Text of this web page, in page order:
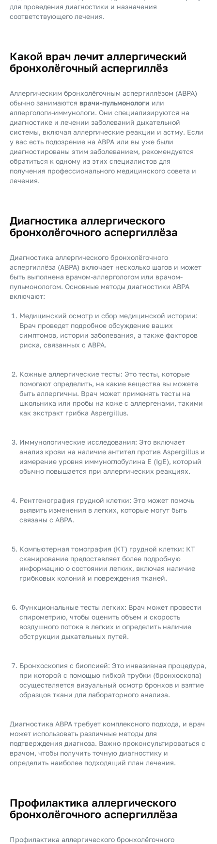
для проведения диагностики и назначения
соответствующего лечения.
Какой врач лечит аллергический
бронхолёгочный аспергиллёз
Аллергическим бронхолёгочным аспергиллёзом (ABPA)
обычно занимаются врачи-пульмонологи или
аллергологи-иммунологи. Они специализируются на
диагностике и лечении заболеваний дыхательной
системы, включая аллергические реакции и астму. Если
у вас есть подозрение на ABPA или вы уже были
диагностированы этим заболеванием, рекомендуется
обратиться к одному из этих специалистов для
получения профессионального медицинского совета и
лечения.
Диагностика аллергического
бронхолёгочного аспергиллёза
Диагностика аллергического бронхолёгочного
аспергиллёза (ABPA) включает несколько шагов и может
быть выполнена врачом-аллергологом или врачом-
пульмонологом. Основные методы диагностики ABPA
включают:
Медицинский осмотр и сбор медицинской истории:
Врач проведет подробное обсуждение ваших
симптомов, истории заболевания, а также факторов
риска, связанных с ABPA.
Кожные аллергические тесты: Это тесты, которые
помогают определить, на какие вещества вы можете
быть аллергичны. Врач может применять тесты на
школьника или пробы на коже с аллергенами, такими
как экстракт грибка Aspergillus.
Иммунологические исследования: Это включает
анализ крови на наличие антител против Aspergillus и
измерение уровня иммуноглобулина E (IgE), который
обычно повышается при аллергических реакциях.
Рентгенография грудной клетки: Это может помочь
выявить изменения в легких, которые могут быть
связаны с ABPA.
Компьютерная томография (КТ) грудной клетки: КТ
сканирование предоставляет более подробную
информацию о состоянии легких, включая наличие
грибковых колоний и повреждения тканей.
Функциональные тесты легких: Врач может провести
спирометрию, чтобы оценить объем и скорость
воздушного потока в легких и определить наличие
обструкции дыхательных путей.
Бронхоскопия с биопсией: Это инвазивная процедура,
при которой с помощью гибкой трубки (бронхоскопа)
осуществляется визуальный осмотр бронхов и взятие
образцов ткани для лабораторного анализа.
Диагностика ABPA требует комплексного подхода, и врач
может использовать различные методы для
подтверждения диагноза. Важно проконсультироваться с
врачом, чтобы получить точную диагностику и
определить наиболее подходящий план лечения.
Профилактика аллергического
бронхолёгочного аспергиллёза
Профилактика аллергического бронхолёгочного